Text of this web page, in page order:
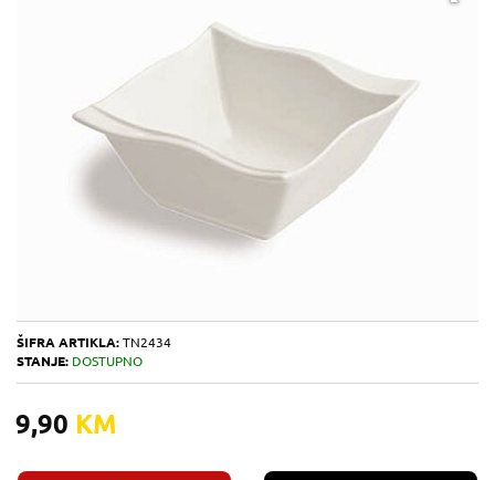
ŠIFRA ARTIKLA: TN2434
STANJE: DOSTUPNO
9,90 KM